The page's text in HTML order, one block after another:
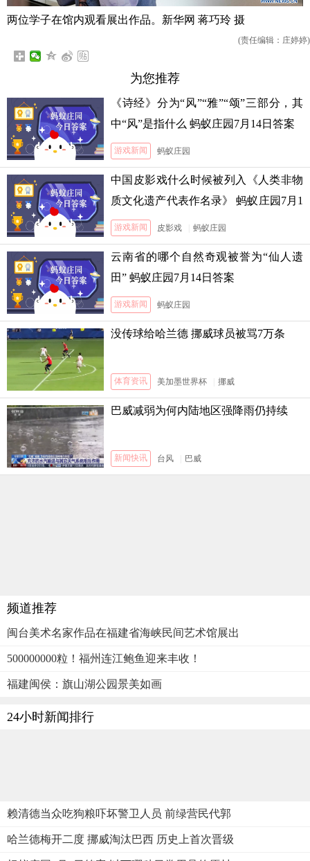
两位学子在馆内观看展出作品。新华网 蒋巧玲 摄
(责任编辑：庄婷婷)
为您推荐
《诗经》分为“风”“雅”“颂”三部分，其
中“风”是指什么 蚂蚁庄园7月14日答案
游戏新闻 蚂蚁庄园
中国皮影戏什么时候被列入《人类非物
质文化遗产代表作名录》 蚂蚁庄园7月1
3日答案
游戏新闻 皮影戏 蚂蚁庄园
云南省的哪个自然奇观被誉为“仙人遗
田” 蚂蚁庄园7月14日答案
游戏新闻 蚂蚁庄园
没传球给哈兰德 挪威球员被骂7万条
体育资讯 美加墨世界杯 挪威
巴威减弱为何内陆地区强降雨仍持续
新闻快讯 台风 巴威
频道推荐
闽台美术名家作品在福建省海峡民间艺术馆展出
500000000粒！福州连江鲍鱼迎来丰收！
福建闽侯：旗山湖公园景美如画
24小时新闻排行
赖清德当众吃狗粮吓坏警卫人员 前绿营民代郭
哈兰德梅开二度 挪威淘汰巴西 历史上首次晋级